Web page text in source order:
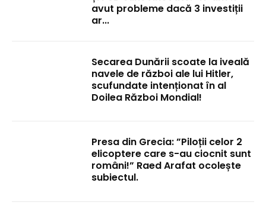
avut probleme dacă 3 investiții
ar...
Secarea Dunării scoate la iveală
navele de război ale lui Hitler,
scufundate intenționat în al
Doilea Război Mondial!
Presa din Grecia: ”Piloții celor 2
elicoptere care s-au ciocnit sunt
români!” Raed Arafat ocolește
subiectul.